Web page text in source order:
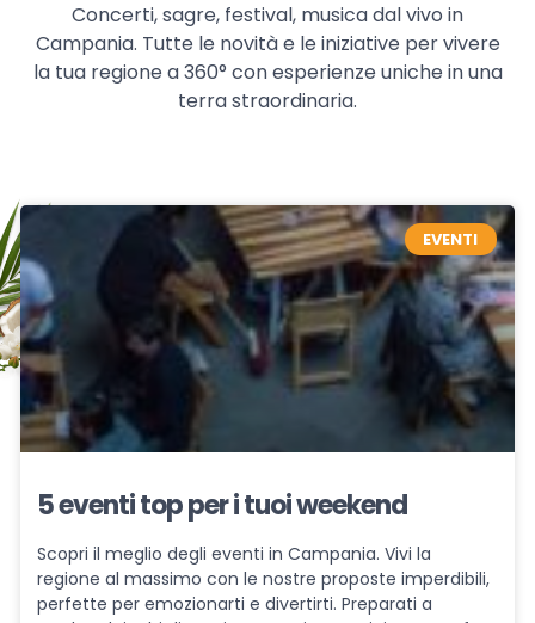
Concerti, sagre, festival, musica dal vivo in
Campania. Tutte le novità e le iniziative per vivere
la tua regione a 360° con esperienze uniche in una
terra straordinaria.
EVENTI
5 eventi top per i tuoi weekend
Scopri il meglio degli eventi in Campania. Vivi la
regione al massimo con le nostre proposte imperdibili,
perfette per emozionarti e divertirti. Preparati a